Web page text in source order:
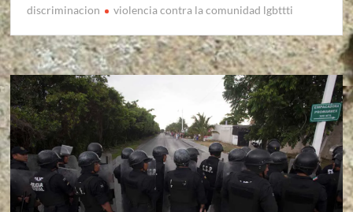
discriminacion
violencia contra la comunidad lgbttti